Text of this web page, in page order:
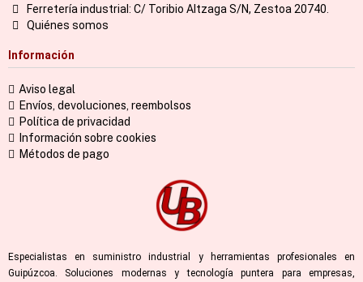
Ferretería industrial: C/ Toribio Altzaga S/N, Zestoa 20740.
Quiénes somos
Información
Aviso legal
Envíos, devoluciones, reembolsos
Política de privacidad
Información sobre cookies
Métodos de pago
Especialistas en suministro industrial y herramientas profesionales en
Guipúzcoa. Soluciones modernas y tecnología puntera para empresas,